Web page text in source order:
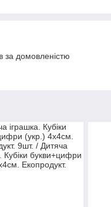
за домовленістю